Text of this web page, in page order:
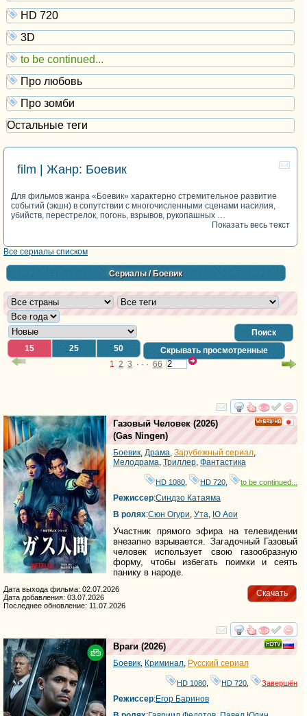
HD 720
3D
to be continued...
Про любовь
Про зомби
Остальные теги
film | Жанр: Боевик
Для фильмов жанра «Боевик» характерно стремительное развитие
событий (экшн) в сопутствии с многочисленными сценами насилия,
убийств, перестрелок, погонь, взрывов, рукопашных …
Показать весь текст
Все сериалы списком
Сериалы/ Боевик
Поиск
15
25 50
Скрывать просмотренные
1
2 3 · · · 66
смотреть
Газовый Человек (2026)
(Gas Ningen)
Боевик Драма Зарубежный сериал
Мелодрама Триллер Фантастика
HD 1080 HD 720 to be continued...
Режиссер:Синдзо Катаяма
В ролях:Сюн Огури Ута Ю Аои
Участник прямого эфира на телевидении
внезапно взрывается. Загадочный Газовый
человек использует свою газообразную
форму, чтобы избегать поимки и сеять
панику в народе.
Скачать
Дата выхода фильма: 02.07.2026
Дата добавления: 03.07.2026
Последнее обновление: 11.07.2026
смотреть
Враги (2026)
Боевик Криминал Русский сериал
HD 1080 HD 720 Завершён
Режиссер:Егор Баринов